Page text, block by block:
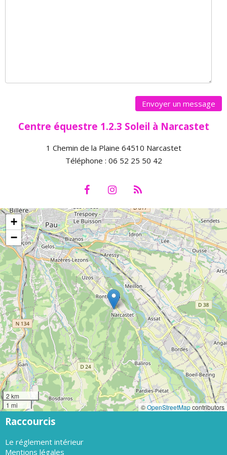
Centre équestre 1.2.3 Soleil à Narcastet
1 Chemin de la Plaine 64510 Narcastet
Téléphone : 06 52 25 50 42
+
−
2 km
1 mi
©OpenStreetMapcontributors
Raccourcis
Le réglement intérieur
Mentions légales